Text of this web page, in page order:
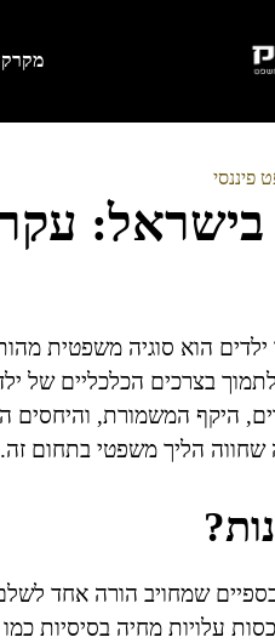
פיננסי
בישראל:
ילדים הוא סוגיה משפטית
בצרכים הכלכליים של
היקף המשמורת, והיחסים
שחווה הליך משפטי בתחום זה.
שמחויב הורה אחד
עלויות מחיה בסיסיות כמו